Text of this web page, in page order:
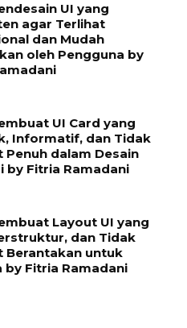
UI yang
agar Terlihat
dan Mudah
oleh Pengguna by
UI Card yang
Informatif, dan Tidak
Penuh dalam Desain
by Fitria Ramadani
Layout UI yang
dan Tidak
Berantakan untuk
by Fitria Ramadani